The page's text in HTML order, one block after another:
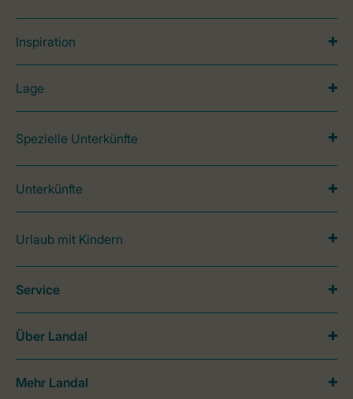
Inspiration
Lage
Spezielle Unterkünfte
Unterkünfte
Urlaub mit Kindern
Service
Über Landal
Mehr Landal